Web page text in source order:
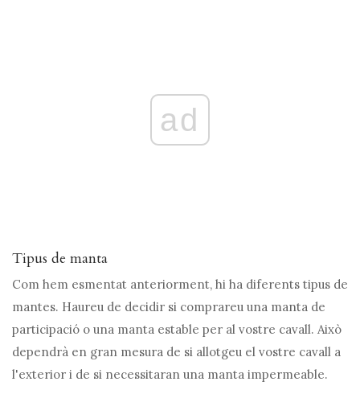
ad
Tipus de manta
Com hem esmentat anteriorment, hi ha diferents tipus de
mantes. Haureu de decidir si comprareu una manta de
participació o una manta estable per al vostre cavall. Això
dependrà en gran mesura de si allotgeu el vostre cavall a
l'exterior i de si necessitaran una manta impermeable.